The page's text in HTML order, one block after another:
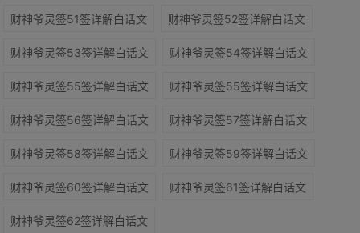
财神爷灵签51签详解白话文 财神爷灵签52签详解白话文
财神爷灵签53签详解白话文 财神爷灵签54签详解白话文
财神爷灵签55签详解白话文 财神爷灵签55签详解白话文
财神爷灵签56签详解白话文 财神爷灵签57签详解白话文
财神爷灵签58签详解白话文 财神爷灵签59签详解白话文
财神爷灵签60签详解白话文 财神爷灵签61签详解白话文
财神爷灵签62签详解白话文